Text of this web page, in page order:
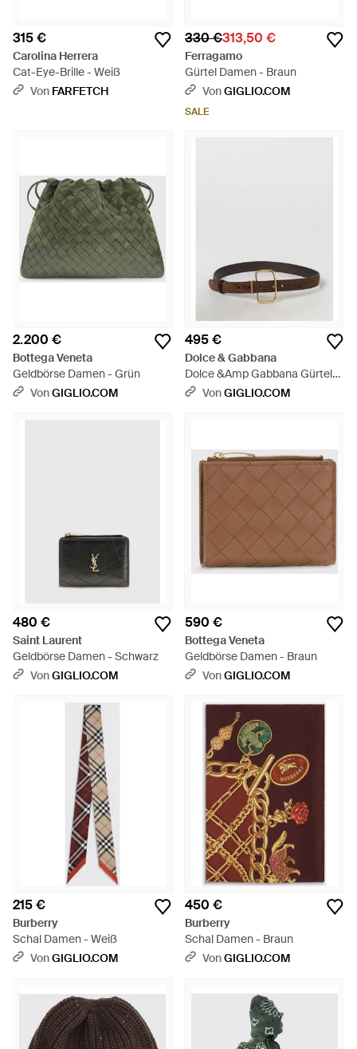
315 €
Carolina Herrera
Cat-Eye-Brille - Weiß
Von FARFETCH
330 €313,50 €
Ferragamo
Gürtel Damen - Braun
VonGIGLIO.COM
SALE
2.200 €
Bottega Veneta
Geldbörse Damen - Grün
VonGIGLIO.COM
495 €
Dolce & Gabbana
Dolce &Amp Gabbana Gürtel
Damen - Weiß
VonGIGLIO.COM
480 €
Saint Laurent
Geldbörse Damen - Schwarz
VonGIGLIO.COM
590 €
Bottega Veneta
Geldbörse Damen - Braun
VonGIGLIO.COM
215 €
Burberry
Schal Damen - Weiß
VonGIGLIO.COM
450 €
Burberry
Schal Damen - Braun
VonGIGLIO.COM